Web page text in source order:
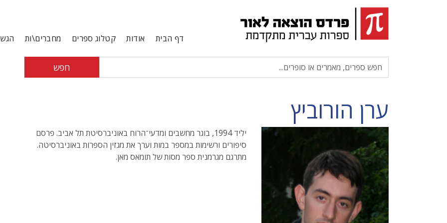
דף הבית אודות קטלוג ספרים מחברים\ות
חפש
ערן הורוביץ
יליד 1994, בוגר מחשבים ומדעי־הרוח באוניברסיטת תל אביב. פרסם
סיפורים ורשימות במספר במות וערך את מגזין הספרות באוניברסיטה.
מתרגם מגרמנית ספר מסות של תומאס מאן.